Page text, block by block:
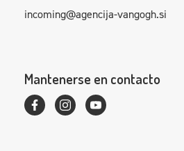
incoming@agencija-vangogh.si
Mantenerse en contacto